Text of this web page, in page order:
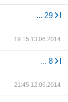
... 29
19:15 13.06.2014
... 8
21:45 12.06.2014